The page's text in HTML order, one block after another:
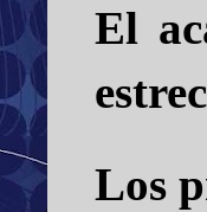
El
Los